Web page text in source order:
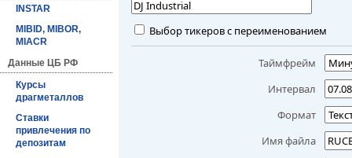
INSTAR
MIBID, MIBOR,
MIACR
Данные ЦБ РФ
Курсы
драгметаллов
Ставки
привлечения по
депозитам
Выбор тикеров с переименованием
Таймфрейм
Интервал
Формат
Имя файла